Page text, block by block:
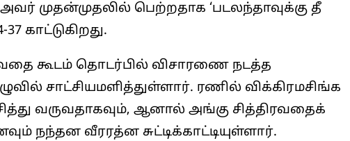
முதன்முதலில் பெற்றதாக ‘படலந்தாவுக்கு தீ
காட்டுகிறது.
கூடம் தொடர்பில் விசாரணை நடத்த
சாட்சியமளித்துள்ளார். ரணில் விக்கிரமசிங்க
வருவதாகவும், ஆனால் அங்கு சித்திரவதைக்
நந்தன வீரரத்ன சுட்டிக்காட்டியுள்ளார்.